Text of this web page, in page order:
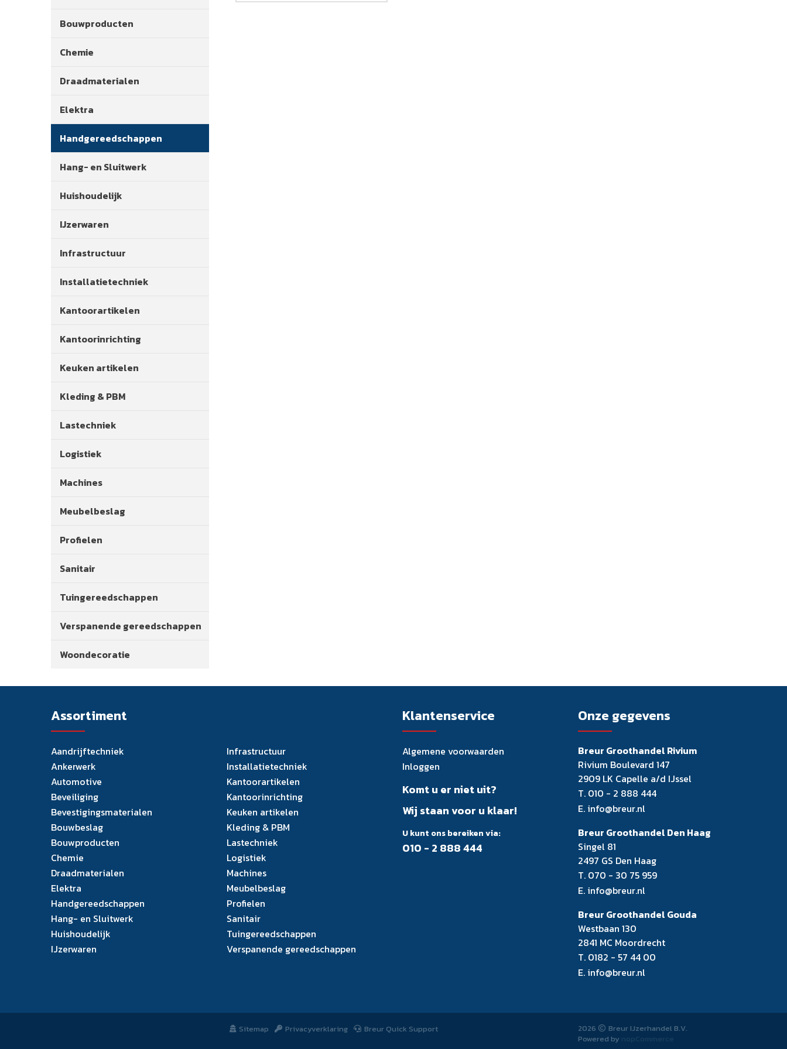
Bouwproducten
Chemie
Draadmaterialen
Elektra
Handgereedschappen
Hang- en Sluitwerk
Huishoudelijk
IJzerwaren
Infrastructuur
Installatietechniek
Kantoorartikelen
Kantoorinrichting
Keuken artikelen
Kleding & PBM
Lastechniek
Logistiek
Machines
Meubelbeslag
Profielen
Sanitair
Tuingereedschappen
Verspanende gereedschappen
Woondecoratie
Assortiment
Aandrijftechniek
Ankerwerk
Automotive
Beveiliging
Bevestigingsmaterialen
Bouwbeslag
Bouwproducten
Chemie
Draadmaterialen
Elektra
Handgereedschappen
Hang- en Sluitwerk
Huishoudelijk
IJzerwaren
Infrastructuur
Installatietechniek
Kantoorartikelen
Kantoorinrichting
Keuken artikelen
Kleding & PBM
Lastechniek
Logistiek
Machines
Meubelbeslag
Profielen
Sanitair
Tuingereedschappen
Verspanende gereedschappen
Klantenservice
Algemene voorwaarden
Inloggen
Komt u er niet uit?
Wij staan voor u klaar!
U kunt ons bereiken via:
010 - 2 888 444
Onze gegevens
Breur Groothandel Rivium
Rivium Boulevard 147
2909 LK Capelle a/d IJssel
T. 010 - 2 888 444
E. info@breur.nl
Breur Groothandel Den Haag
Singel 81
2497 GS Den Haag
T. 070 - 30 75 959
E. info@breur.nl
Breur Groothandel Gouda
Westbaan 130
2841 MC Moordrecht
T. 0182 - 57 44 00
E. info@breur.nl
Sitemap Privacyverklaring Breur Quick Support 2026
Breur IJzerhandel B.V.
Powered by